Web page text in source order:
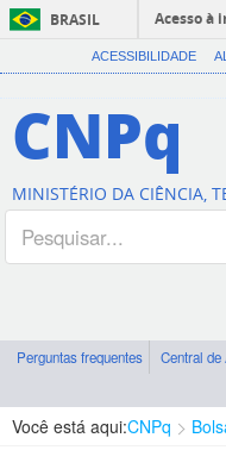
BRASIL
Acesso à
ACESSIBILIDADE
CNPq
MINISTÉRIO DA CIÊNCIA,
Perguntas frequentes Central de
Você está aqui:CNPq